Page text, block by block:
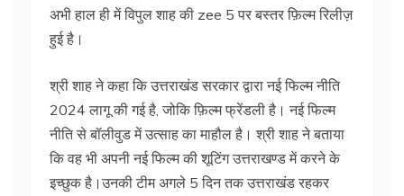
अभी हाल ही में विपुल शाह की zee 5 पर बस्तर फ़िल्म रिलीज़
हुई है।
श्री शाह ने कहा कि उत्तराखंड सरकार द्वारा नई फिल्म नीति
2024 लागू की गई है, जोकि फ़िल्म फ्रेंडली है। नई फिल्म
नीति से बॉलीवुड में उत्साह का माहौल है। श्री शाह ने बताया
कि वह भी अपनी नई फिल्म की शूटिंग उत्तराखण्ड में करने के
इच्छुक है।उनकी टीम अगले 5 दिन तक उत्तराखंड रहकर